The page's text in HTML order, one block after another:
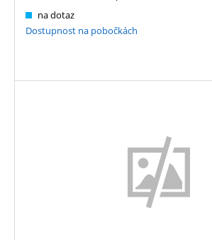
na dotaz
Dostupnost na pobočkách